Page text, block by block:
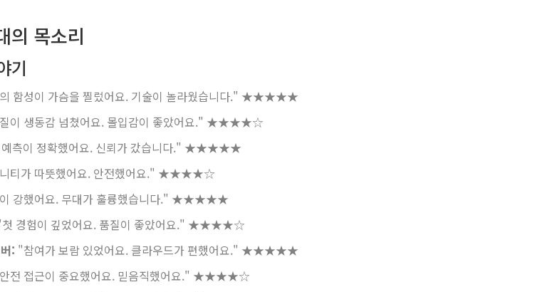
의 목소리
기
함성이 가슴을 찔렀어요. 기술이 놀라웠습니다." ★★★★★
이 생동감 넘쳤어요. 몰입감이 좋았어요." ★★★★☆
측이 정확했어요. 신뢰가 갔습니다." ★★★★★
티가 따뜻했어요. 안전했어요." ★★★★☆
강했어요. 무대가 훌륭했습니다." ★★★★★
경험이 깊었어요. 품질이 좋았어요." ★★★★☆
: "참여가 보람 있었어요. 클라우드가 편했어요." ★★★★★
전 접근이 중요했어요. 믿음직했어요." ★★★★☆